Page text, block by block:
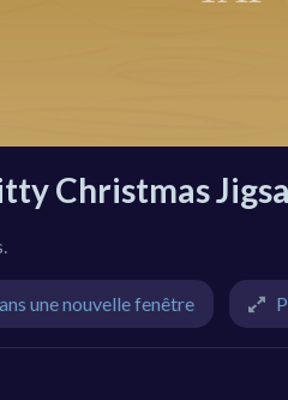
Christmas
une nouvelle fenêtre